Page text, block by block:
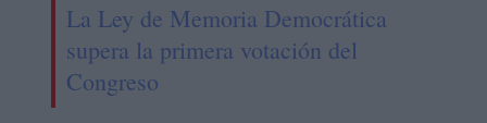
La Ley de Memoria Democrática
supera la primera votación del
Congreso